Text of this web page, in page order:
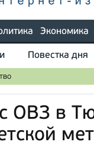
Экономика
Повестка дня
ОВЗ в